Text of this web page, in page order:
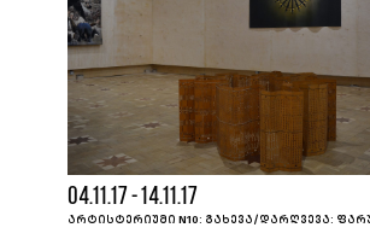
04.11.17 - 14.11.17
ᲐᲠᲢᲘᲡᲢᲔᲠᲘᲣᲛᲘ N10: ᲒᲐᲮᲔᲕᲐ/ᲓᲐᲠᲦᲕᲔᲕᲐ: